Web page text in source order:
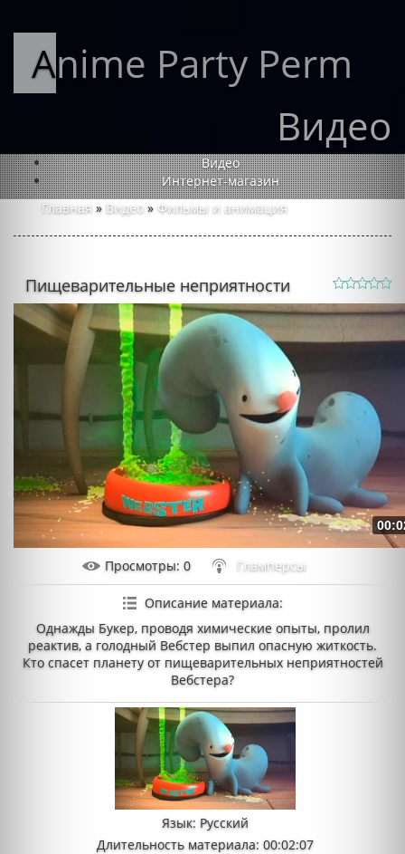
Anime Party Perm
Видео
Видео
Интернет-магазин
Главная » Видео » Фильмы и анимация
Пищеварительные неприятности
Просмотры: 0 Гламперсы
Описание материала:
Однажды Букер, проводя химические опыты, пролил
реактив, а голодный Вебстер выпил опасную житкость.
Кто спасет планету от пищеварительных неприятностей
Вебстера?
Язык: Русский
Длительность материала: 00:02:07